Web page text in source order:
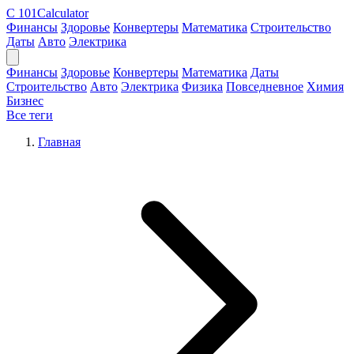
C 101Calculator
Финансы Здоровье Конвертеры Математика Строительство
Даты Авто Электрика
Финансы Здоровье Конвертеры Математика Даты
Строительство Авто Электрика Физика Повседневное Химия
Бизнес
Все теги
Главная